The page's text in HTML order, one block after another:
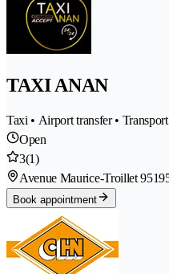
TAXI ANAN
Taxi • Airport transfer • Transport
Open
3(1)
Avenue Maurice-Troillet 95
Book appointment